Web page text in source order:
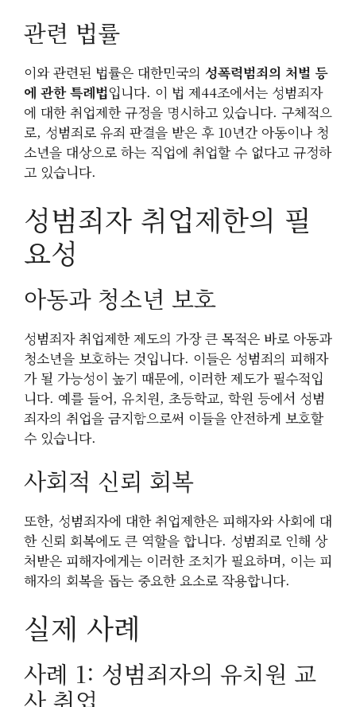
관련 법률
이와 관련된 법률은 대한민국의 성폭력범죄의 처벌 등
에 관한 특례법입니다. 이 법 제44조에서는 성범죄자
에 대한 취업제한 규정을 명시하고 있습니다. 구체적으
로, 성범죄로 유죄 판결을 받은 후 10년간 아동이나 청
소년을 대상으로 하는 직업에 취업할 수 없다고 규정하
고 있습니다.
성범죄자 취업제한의 필
요성
아동과 청소년 보호
성범죄자 취업제한 제도의 가장 큰 목적은 바로 아동과
청소년을 보호하는 것입니다. 이들은 성범죄의 피해자
가 될 가능성이 높기 때문에, 이러한 제도가 필수적입
니다. 예를 들어, 유치원, 초등학교, 학원 등에서 성범
죄자의 취업을 금지함으로써 이들을 안전하게 보호할
수 있습니다.
사회적 신뢰 회복
또한, 성범죄자에 대한 취업제한은 피해자와 사회에 대
한 신뢰 회복에도 큰 역할을 합니다. 성범죄로 인해 상
처받은 피해자에게는 이러한 조치가 필요하며, 이는 피
해자의 회복을 돕는 중요한 요소로 작용합니다.
실제 사례
사례 1: 성범죄자의 유치원 교
사 취업